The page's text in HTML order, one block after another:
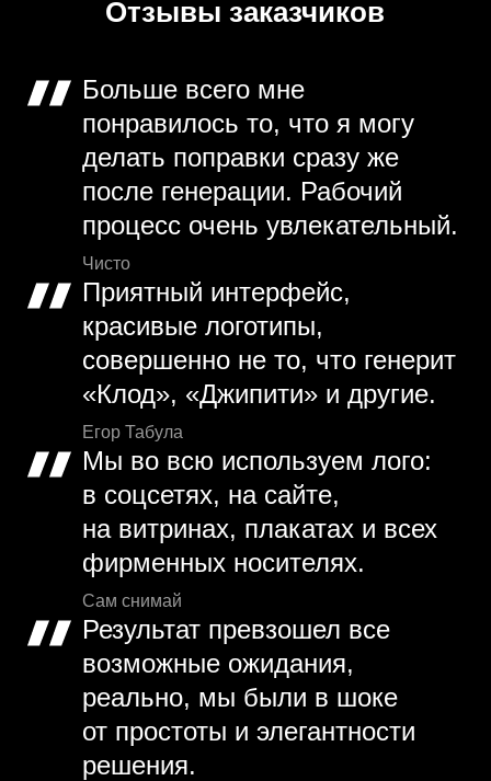
Отзывы заказчиков
Больше всего мне
понравилось то, что я могу
делать поправки сразу же
после генерации. Рабочий
процесс очень увлекательный.
Чисто
Приятный интерфейс,
красивые логотипы,
совершенно не то, что генерит
«Клод», «Джипити» и другие.
Егор Табула
Мы во всю используем лого:
в соцсетях, на сайте,
на витринах, плакатах и всех
фирменных носителях.
Сам снимай
Результат превзошел все
возможные ожидания,
реально, мы были в шоке
от простоты и элегантности
решения.